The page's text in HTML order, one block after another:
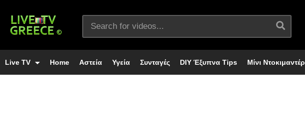
Live TV Home Αστεία Υγεία Συνταγές DIY Έξυπνα Tips Μίνι Ντοκιμαντέρ